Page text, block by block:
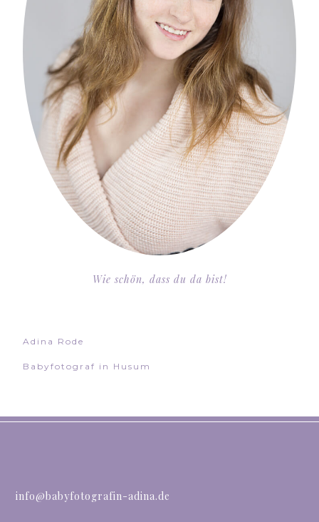
Wie schön, dass du da bist!
Adina Rode
Babyfotograf in Husum
info@babyfotografin-adina.de